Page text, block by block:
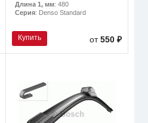
Длина 1, мм: 480
Серия: Denso Standard
Купить от550 ₽